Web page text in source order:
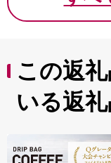
この返
いる返